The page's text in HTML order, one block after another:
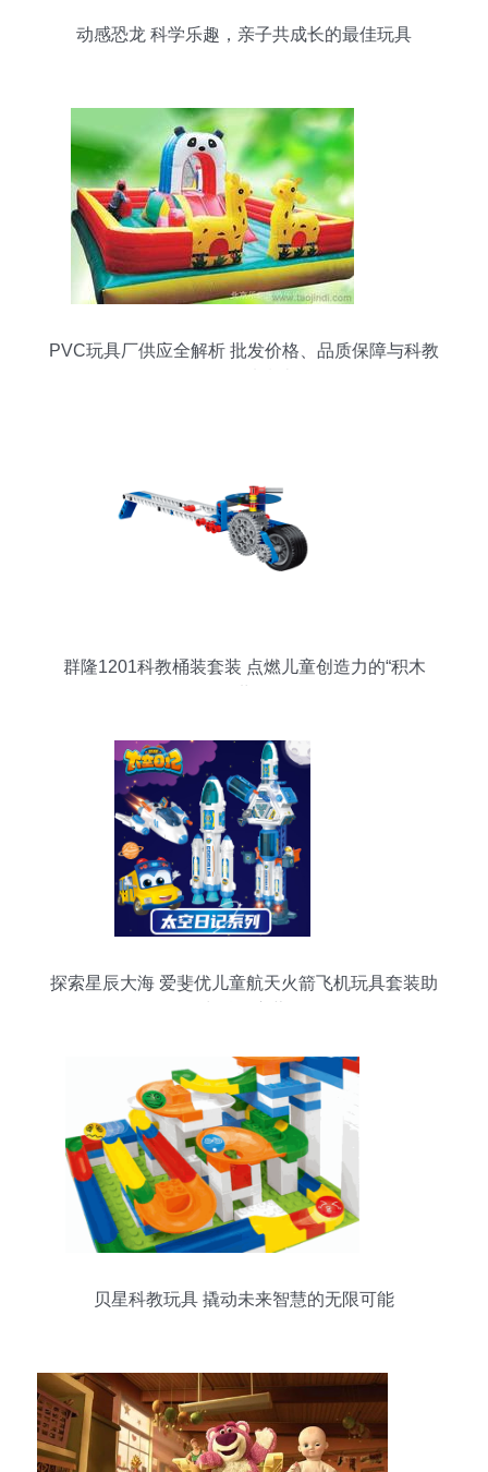
动感恐龙 科学乐趣，亲子共成长的最佳玩具
PVC玩具厂供应全解析 批发价格、品质保障与科教
群隆1201科教桶装套装 点燃儿童创造力的“积木
探索星辰大海 爱斐优儿童航天火箭飞机玩具套装助
贝星科教玩具 撬动未来智慧的无限可能